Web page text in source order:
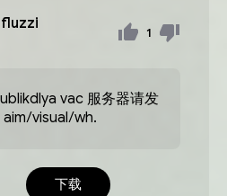
1
vac 服务器请发
visual/wh.
下载